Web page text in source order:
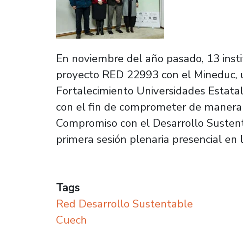
En noviembre del año pasado, 13
proyecto RED 22993 con el
Fortalecimiento Universidades
con el fin de comprometer de
Compromiso con el Desarrollo
primera sesión plenaria presencial en
Tags
Red Desarrollo Sustentable
Cuech